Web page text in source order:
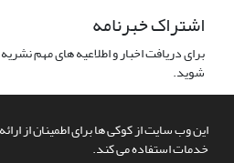
این وب سایت از کوکی ها برای اطمینان از
خدمات استفاده می کند.
اشتراک خبرنامه
برای دریافت اخبار و اطلاعیه های مهم
شوید.